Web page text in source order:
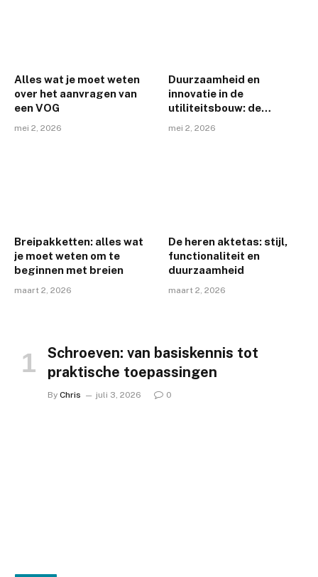
Alles wat je moet weten
over het aanvragen van
een VOG
mei 2, 2026
Duurzaamheid en
innovatie in de
utiliteitsbouw: de
mei 2, 2026
Breipakketten: alles wat
je moet weten om te
beginnen met breien
maart 2, 2026
De heren aktetas: stijl,
functionaliteit en
duurzaamheid
maart 2, 2026
Schroeven: van basiskennis tot
praktische toepassingen
By Chris juli 3, 2026 0